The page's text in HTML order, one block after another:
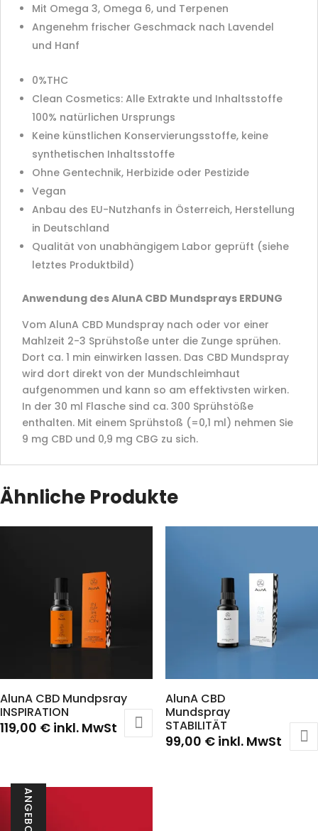
Mit Omega 3, Omega 6, und Terpenen
Angenehm frischer Geschmack nach Lavendel
und Hanf
0%THC
Clean Cosmetics: Alle Extrakte und Inhaltsstoffe
100% natürlichen Ursprungs
Keine künstlichen Konservierungsstoffe, keine
synthetischen Inhaltsstoffe
Ohne Gentechnik, Herbizide oder Pestizide
Vegan
Anbau des EU-Nutzhanfs in Österreich, Herstellung
in Deutschland
Qualität von unabhängigem Labor geprüft (siehe
letztes Produktbild)
Anwendung des AlunA CBD Mundsprays ERDUNG
Vom AlunA CBD Mundspray nach oder vor einer
Mahlzeit 2-3 Sprühstoße unter die Zunge sprühen.
Dort ca. 1 min einwirken lassen. Das CBD Mundspray
wird dort direkt von der Mundschleimhaut
aufgenommen und kann so am effektivsten wirken.
In der 30 ml Flasche sind ca. 300 Sprühstöße
enthalten. Mit einem Sprühstoß (=0,1 ml) nehmen Sie
9 mg CBD und 0,9 mg CBG zu sich.
Ähnliche Produkte
AlunA CBD Mundpsray
INSPIRATION
119,00 € inkl. MwSt
AlunA CBD
Mundspray
STABILITÄT
99,00 € inkl. MwSt
ANGEBOT!